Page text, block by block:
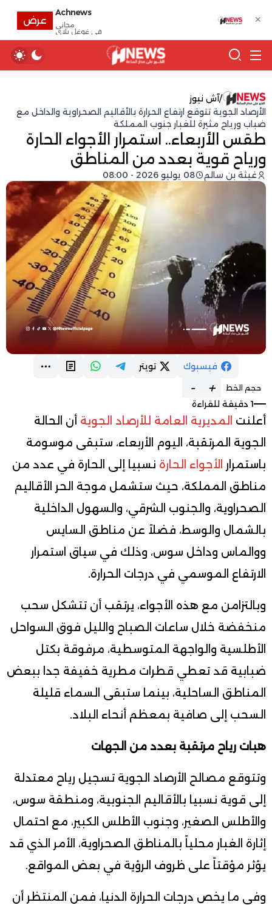
/آش نيوز
الأرصاد الجوية تتوقع ارتفاع الحرارة بالأقاليم الصحراوية والداخل مع
ضباب ورياح مثيرة للغبار جنوب المملكة
طقس الأربعاء.. استمرار الأجواء الحارة
ورياح قوية بعدد من المناطق
غيثة بن سالم 08 يوليو 2026 - 08:00
فيسبوك تويتر
حجم الخط +
-
1 دقيقة للقراءة
أعلنت المديرية العامة للأرصاد الجوية أن الحالة
الجوية المرتقبة، اليوم الأربعاء، ستبقى موسومة
باستمرار الأجواء الحارة نسبيا إلى الحارة في عدد من
مناطق المملكة، حيث ستشمل موجة الحر الأقاليم
الصحراوية، والجنوب الشرقي، والسهول الداخلية
بالشمال والوسط، فضلاً عن مناطق السايس
ووالماس وداخل سوس، وذلك في سياق استمرار
الارتفاع الموسمي في درجات الحرارة.
وبالتزامن مع هذه الأجواء، يرتقب أن تتشكل سحب
منخفضة خلال ساعات الصباح والليل فوق السواحل
الأطلسية والواجهة المتوسطية، مرفوقة بكتل
ضبابية قد تعطي قطرات مطرية خفيفة جدا ببعض
المناطق الساحلية، بينما ستبقى السماء قليلة
السحب إلى صافية بمعظم أنحاء البلاد.
هبات رياح مرتقبة بعدد من الجهات
وتتوقع مصالح الأرصاد الجوية تسجيل رياح معتدلة
إلى قوية نسبيا بالأقاليم الجنوبية، ومنطقة سوس،
والأطلس الصغير، وجنوب الأطلس الكبير، مع احتمال
إثارة الغبار محلياً بالمناطق الصحراوية، الأمر الذي قد
يؤثر مؤقتاً على ظروف الرؤية في بعض المواقع.
وفي ما يخص درجات الحرارة الدنيا، فمن المنتظر أن
✕
Achnews
مجانى
في غوغل بلاي
عرض